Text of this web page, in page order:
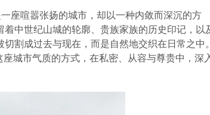
座喧嚣张扬的城市，却以一种内敛而深沉的方
中世纪山城的轮廓、贵族家族的历史印记，以
割成过去与现在，而是自然地交织在日常之中
城市气质的方式，在私密、从容与尊贵中，深